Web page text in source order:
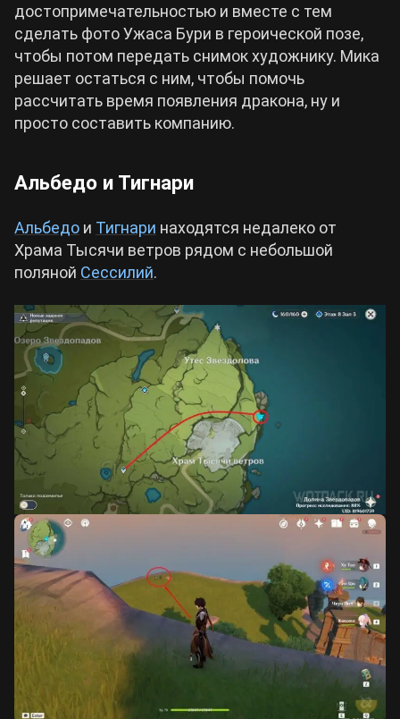
достопримечательностью и вместе с тем
сделать фото Ужаса Бури в героической позе,
чтобы потом передать снимок художнику. Мика
решает остаться с ним, чтобы помочь
рассчитать время появления дракона, ну и
просто составить компанию.
Альбедо и Тигнари
Альбедо и Тигнари находятся недалеко от
Храма Тысячи ветров рядом с небольшой
поляной Сессилий.